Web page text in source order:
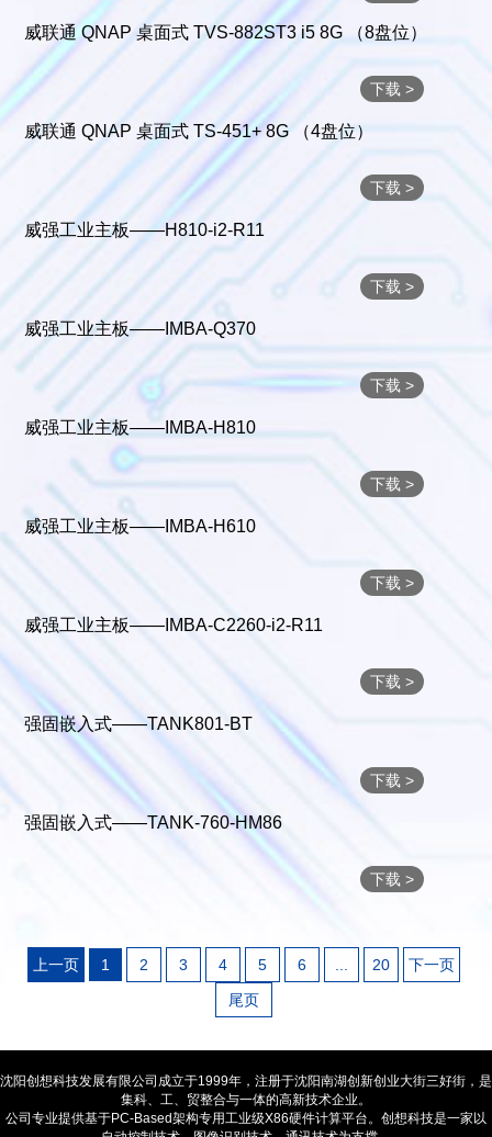
威联通 QNAP 桌面式 TVS-882ST3 i5 8G （8盘位）
下载 >
威联通 QNAP 桌面式 TS-451+ 8G （4盘位）
下载 >
威强工业主板——H810-i2-R11
下载 >
威强工业主板——IMBA-Q370
下载 >
威强工业主板——IMBA-H810
下载 >
威强工业主板——IMBA-H610
下载 >
威强工业主板——IMBA-C2260-i2-R11
下载 >
强固嵌入式——TANK801-BT
下载 >
强固嵌入式——TANK-760-HM86
下载 >
上一页 1 2 3 4 5 6 20
下一页
尾页
沈阳创想科技发展有限公司成立于1999年，注册于沈阳南湖创新创业大街三好街，是
集科、工、贸整合与一体的高新技术企业。
公司专业提供基于PC-Based架构专用工业级X86硬件计算平台。创想科技是一家以